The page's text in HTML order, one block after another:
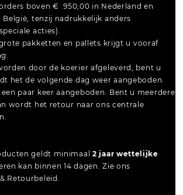
boven € 950,00 in Nederland en
België, tenzij nadrukkelijk anders
acties).
pakketten en pallets krijgt u vooraf
door de koerier afgeleverd, bent u
het de volgende dag weer aangeboden.
paar keer aangeboden. Bent u meerdere
wordt het retour naar ons centrale
geldt minimaal 2 jaar wettelijke
kan binnen 14 dagen. Zie ons
Retourbeleid.